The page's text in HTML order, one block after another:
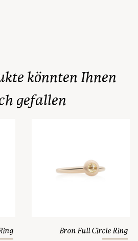
könnten Ihnen
gefallen
Bron Full Circle Ring